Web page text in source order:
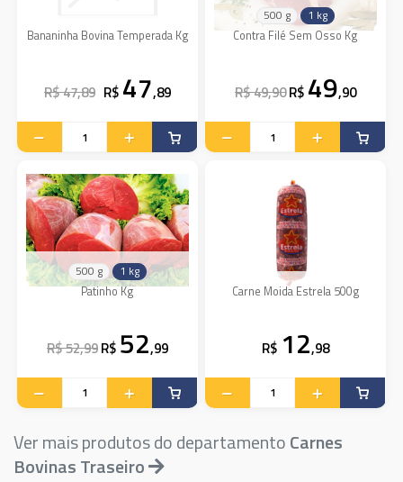
Bananinha Bovina Temperada Kg
R$ 47,89 R$ 47,89
500 g 1 kg
Contra Filé Sem Osso Kg
R$ 49,90R$ 49,90
500 g 1 kg
Patinho Kg
R$ 52,99R$ 52,99
Carne Moida Estrela 500g
R$ 12,98
Ver mais produtos do departamentoCarnes
Bovinas Traseiro